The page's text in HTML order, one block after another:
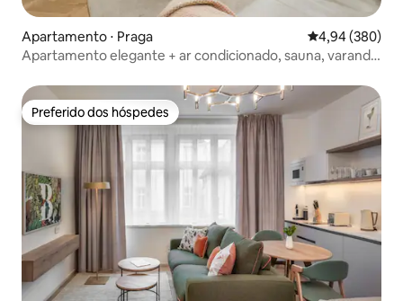
Apartamento ⋅ Praga 4,94 de uma
4,94 (380)
Apartamento elegante + ar condicionado, sauna, varanda
Preferido dos hóspedes
Preferido dos hóspedes